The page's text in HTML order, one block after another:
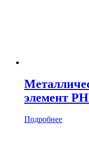
элемент
Подробнее